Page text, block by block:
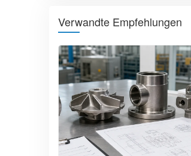
Verwandte Empfehlungen